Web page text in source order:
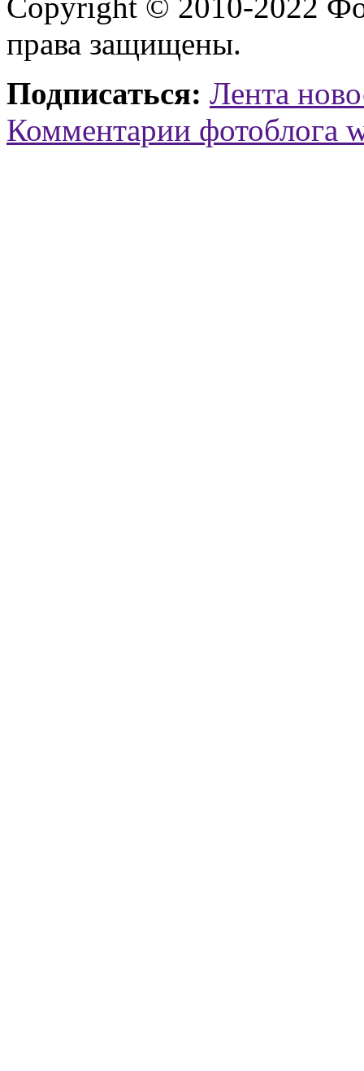
Copyright © 2010-2022
права защищены.
Подписаться: Лента
Комментарии фотоблога